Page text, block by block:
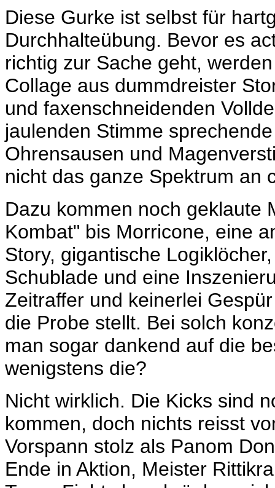
Diese Gurke ist selbst für
Durchhalteübung. Bevor es
richtig zur Sache geht,
Collage aus dummdreister
und faxenschneidenden
jaulenden Stimme
Ohrensausen und
nicht das ganze Spektrum an
Dazu kommen noch geklaute
Kombat" bis Morricone, eine
Story, gigantische
Schublade und eine
Zeitraffer und keinerlei
die Probe stellt. Bei solch
man sogar dankend auf die
wenigstens die?
Nicht wirklich. Die Kicks sind
kommen, doch nichts reisst
Vorspann stolz als Panom
Ende in Aktion, Meister